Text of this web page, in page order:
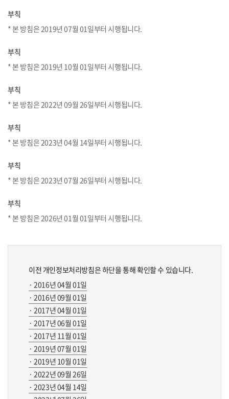
부칙
* 본 방침은 2019년 07월 01일부터 시행됩니다.
부칙
* 본 방침은 2019년 10월 01일부터 시행됩니다.
부칙
* 본 방침은 2022년 09월 26일부터 시행됩니다.
부칙
* 본 방침은 2023년 04월 14일부터 시행됩니다.
부칙
* 본 방침은 2023년 07월 26일부터 시행됩니다.
부칙
* 본 방침은 2026년 01월 01일부터 시행됩니다.
이전 개인정보처리방침은 하단을 통해 확인할 수 있습니다.
· 2016년 04월 01일
· 2016년 09월 01일
· 2017년 04월 01일
· 2017년 06월 01일
· 2017년 11월 01일
· 2019년 07월 01일
· 2019년 10월 01일
· 2022년 09월 26일
· 2023년 04월 14일